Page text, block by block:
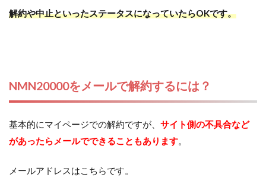
解約や中止といったステータスになっていたらOKです。
NMN20000をメールで解約するには？
基本的にマイページでの解約ですが、 サイト側の不具合など
があったらメールでできることもあります。
メールアドレスはこちらです。